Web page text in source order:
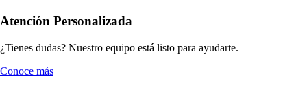
Atención Personalizada
¿Tienes dudas? Nuestro equipo está listo para ayudarte.
Conoce más